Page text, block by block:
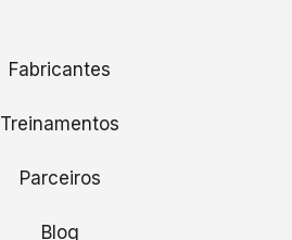
Fabricantes
Treinamentos
Parceiros
Blog